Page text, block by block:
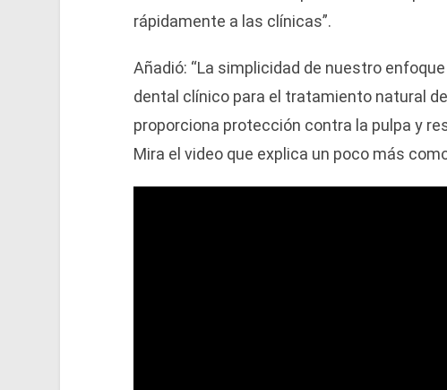
rápidamente a las clínicas”.
Añadió: “La simplicidad de nuestro
dental clínico para el tratamiento natural
proporciona protección contra la pulpa y
Mira el video que explica un poco más